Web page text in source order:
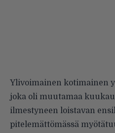
Ylivoimainen kotimainen
joka oli muutamaa
ilmestyneen loistavan
pitelemättömässä